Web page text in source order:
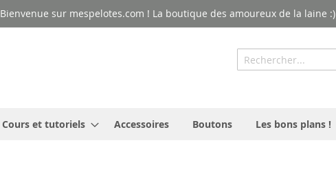
Bienvenue sur mespelotes.com ! La boutique des amoureux de la laine :)
Rechercher
Cours et tutoriels Accessoires Boutons Les bons plans !